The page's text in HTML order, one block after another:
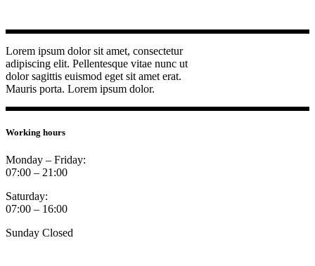
Lorem ipsum dolor sit amet, consectetur
adipiscing elit. Pellentesque vitae nunc ut
dolor sagittis euismod eget sit amet erat.
Mauris porta. Lorem ipsum dolor.
Working hours
Monday – Friday:
07:00 – 21:00
Saturday:
07:00 – 16:00
Sunday Closed